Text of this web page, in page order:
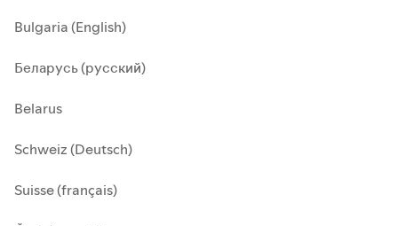
Bulgaria (English)
Беларусь (русский)
Belarus
Schweiz (Deutsch)
Suisse (français)